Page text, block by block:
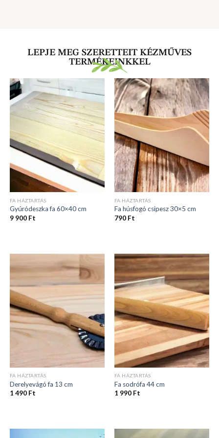
LEPJE MEG SZERETTEIT KÉZMŰVES
TERMÉKEINKKEL
FA HÁZTARTÁS
Gyúródeszka fa 60×40 cm
9 900 Ft
FA HÁZTARTÁS
Fa húsfogó csipesz 30×5 cm
790 Ft
FA HÁZTARTÁS
Derelyevágó fa 13 cm
1 490 Ft
FA HÁZTARTÁS
Fa sodrófa 44 cm
1 990 Ft